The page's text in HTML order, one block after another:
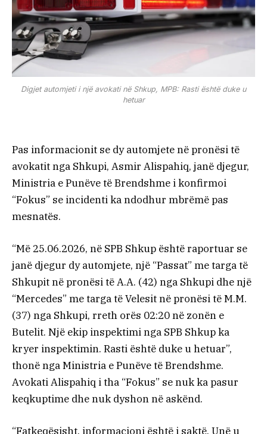
Digjet automjeti i një avokati në Shkup, MPB: Rasti është duke u
hetuar
Pas informacionit se dy automjete në pronësi të
avokatit nga Shkupi, Asmir Alispahiq, janë djegur,
Ministria e Punëve të Brendshme i konfirmoi
“Fokus” se incidenti ka ndodhur mbrëmë pas
mesnatës.
“Më 25.06.2026, në SPB Shkup është raportuar se
janë djegur dy automjete, një “Passat” me targa të
Shkupit në pronësi të A.A. (42) nga Shkupi dhe një
“Mercedes” me targa të Velesit në pronësi të M.M.
(37) nga Shkupi, rreth orës 02:20 në zonën e
Butelit. Një ekip inspektimi nga SPB Shkup ka
kryer inspektimin. Rasti është duke u hetuar”,
thonë nga Ministria e Punëve të Brendshme.
Avokati Alispahiq i tha “Fokus” se nuk ka pasur
keqkuptime dhe nuk dyshon në askënd.
“Fatkeqësisht, informacioni është i saktë. Unë u